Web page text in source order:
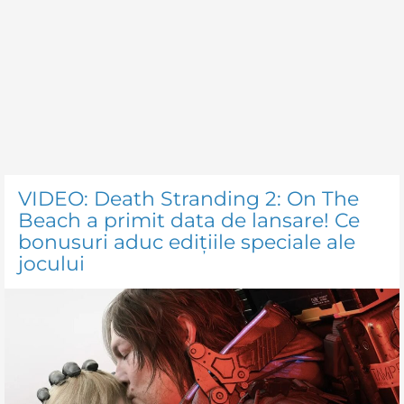
VIDEO: Death Stranding 2: On The
Beach a primit data de lansare! Ce
bonusuri aduc edițiile speciale ale
jocului